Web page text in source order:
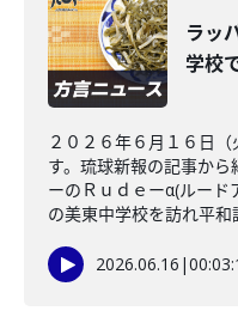
ラッ
学校
２０２６年６月１６日
す。琉球新報の記事か
ーのＲｕｄｅーα(ルー
の美東中学校を訪れ平和
2026.06.16 |